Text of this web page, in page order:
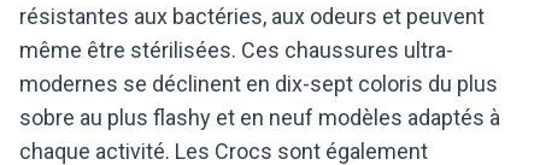
résistantes aux bactéries, aux odeurs et peuvent
même être stérilisées. Ces chaussures ultra-
modernes se déclinent en dix-sept coloris du plus
sobre au plus flashy et en neuf modèles adaptés à
chaque activité. Les Crocs sont également